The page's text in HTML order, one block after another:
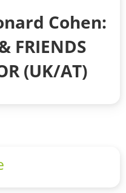
Cohen:
FRIENDS
(UK/AT)